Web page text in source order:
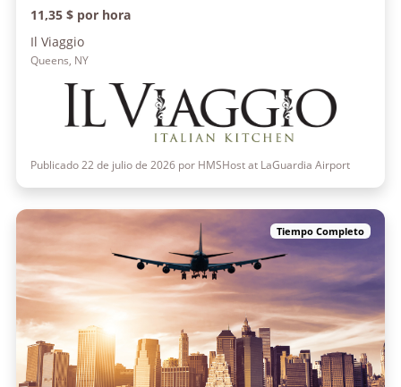
11,35 $ por hora
Il Viaggio
Queens, NY
Publicado 22 de julio de 2026 por HMSHost at LaGuardia Airport
Tiempo Completo